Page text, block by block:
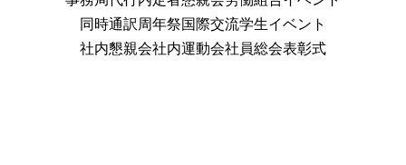
同時通訳 周年祭国際交流学生イベント
社内懇親会社内運動会社員総会表彰式